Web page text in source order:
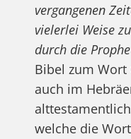
vergangenen
vielerlei Weise
durch die
Bibel zum
auch im
welche die